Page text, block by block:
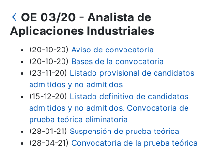
Mostrar/Ocultar
Mostrar/Ocultar
Mostrar/Ocultar
OE 03/20 - Analista de
Aplicaciones Industriales
(20-10-20) Aviso de convocatoria
(20-10-20) Bases de la convocatoria
(23-11-20) Listado provisional de candidatos
admitidos y no admitidos
(15-12-20) Listado definitivo de candidatos
admitidos y no admitidos. Convocatoria de
prueba teórica eliminatoria
(28-01-21) Suspensión de prueba teórica
(28-04-21) Convocatoria de la prueba teórica